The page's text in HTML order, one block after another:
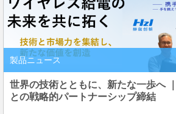
製品ニュース
世界の技術とともに、新たな一歩へ
との戦略的パートナーシップ締結